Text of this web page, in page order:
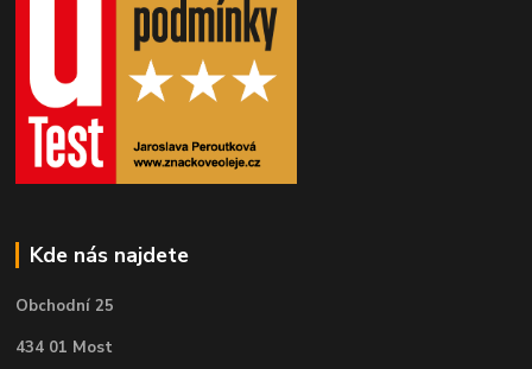
Kde nás najdete
Obchodní 25
434 01 Most